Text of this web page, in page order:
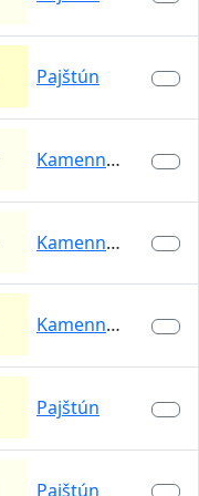
Pajštún
Kamenné vráta
Kamenné vráta
Kamenné vráta
Pajštún
Pajštún